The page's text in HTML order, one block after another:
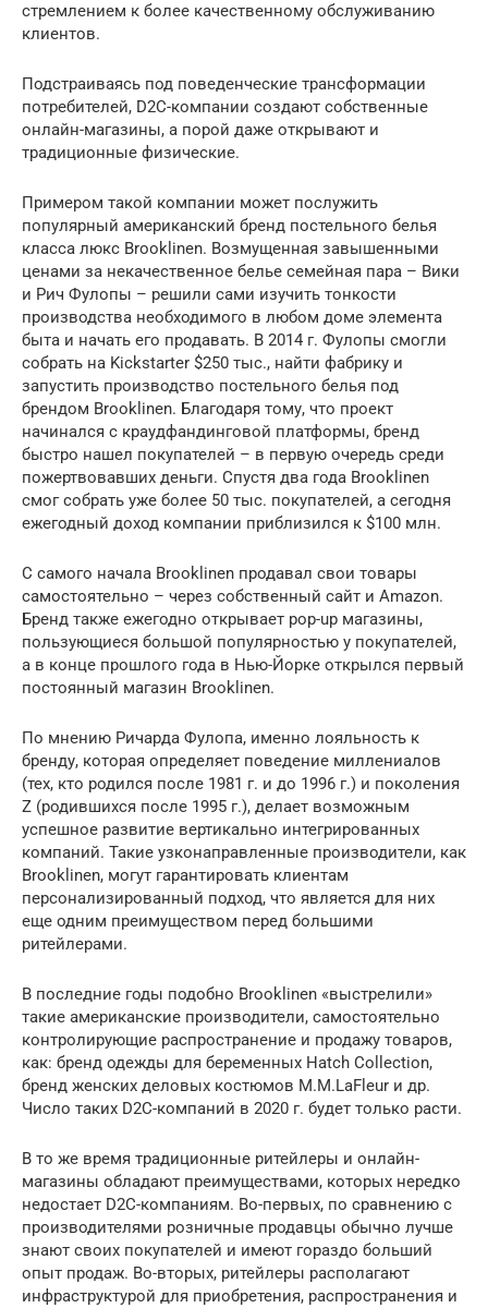
стремлением к более качественному обслуживанию
клиентов.
Подстраиваясь под поведенческие трансформации
потребителей, D2C-компании создают собственные
онлайн-магазины, а порой даже открывают и
традиционные физические.
Примером такой компании может послужить
популярный американский бренд постельного белья
класса люкс Brooklinen. Возмущенная завышенными
ценами за некачественное белье семейная пара – Вики
и Рич Фулопы – решили сами изучить тонкости
производства необходимого в любом доме элемента
быта и начать его продавать. В 2014 г. Фулопы смогли
собрать на Kickstarter $250 тыс., найти фабрику и
запустить производство постельного белья под
брендом Brooklinen. Благодаря тому, что проект
начинался с краудфандинговой платформы, бренд
быстро нашел покупателей – в первую очередь среди
пожертвовавших деньги. Спустя два года Brooklinen
смог собрать уже более 50 тыс. покупателей, а сегодня
ежегодный доход компании приблизился к $100 млн.
С самого начала Brooklinen продавал свои товары
самостоятельно – через собственный сайт и Amazon.
Бренд также ежегодно открывает pop-up магазины,
пользующиеся большой популярностью у покупателей,
а в конце прошлого года в Нью-Йорке открылся первый
постоянный магазин Brooklinen.
По мнению Ричарда Фулопа, именно лояльность к
бренду, которая определяет поведение миллениалов
(тех, кто родился после 1981 г. и до 1996 г.) и поколения
Z (родившихся после 1995 г.), делает возможным
успешное развитие вертикально интегрированных
компаний. Такие узконаправленные производители, как
Brooklinen, могут гарантировать клиентам
персонализированный подход, что является для них
еще одним преимуществом перед большими
ритейлерами.
В последние годы подобно Brooklinen «выстрелили»
такие американские производители, самостоятельно
контролирующие распространение и продажу товаров,
как: бренд одежды для беременных Hatch Collection,
бренд женских деловых костюмов M.M.LaFleur и др.
Число таких D2C-компаний в 2020 г. будет только расти.
В то же время традиционные ритейлеры и онлайн-
магазины обладают преимуществами, которых нередко
недостает D2C-компаниям. Во-первых, по сравнению с
производителями розничные продавцы обычно лучше
знают своих покупателей и имеют гораздо больший
опыт продаж. Во-вторых, ритейлеры располагают
инфраструктурой для приобретения, распространения и